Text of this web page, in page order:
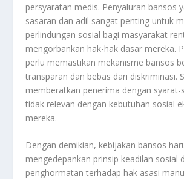
persyaratan medis. Penyaluran bansos
sasaran dan adil sangat penting untuk
perlindungan sosial bagi masyarakat
mengorbankan hak-hak dasar mereka.
perlu memastikan mekanisme bansos
transparan dan bebas dari diskriminasi.
memberatkan penerima dengan syarat-
tidak relevan dengan kebutuhan sosial
mereka.
Dengan demikian, kebijakan bansos
mengedepankan prinsip keadilan sosial
penghormatan terhadap hak asasi